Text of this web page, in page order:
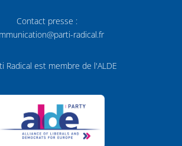
Contact presse :
radical.fr
Radical est membre de l'ALDE